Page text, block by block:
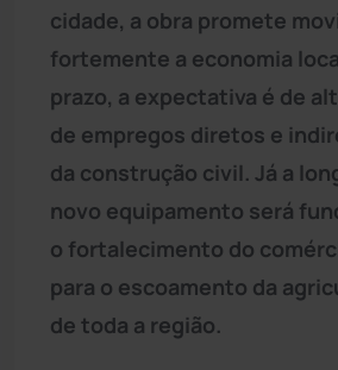
cidade, a obra promete
fortemente a economia
prazo, a expectativa é de
de empregos diretos e
da construção civil. Já a
novo equipamento será
o fortalecimento do
para o escoamento da
de toda a região.